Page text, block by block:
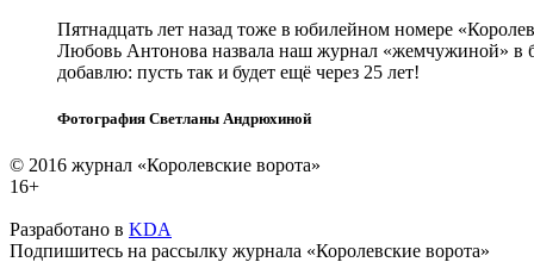
Пятнадцать лет назад тоже в юбилейном номере
Любовь Антонова наз­вала наш журнал «жемчужиной» в
добавлю: пусть так и будет ещё через 25 лет!
Фотография Светланы Андрюхиной
© 2016 журнал «Королевские ворота»
16+
Разработано в KDA
Подпишитесь на рассылку журнала «Королевские ворота»